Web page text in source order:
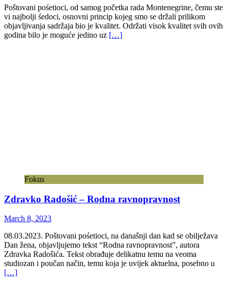
Poštovani pośetioci, od samog početka rada Montenegrine, čemu ste
vi najbolji śedoci, osnovni princip kojeg smo se držali prilikom
objavljivanja sadržaja bio je kvalitet. Održati visok kvalitet svih ovih
godina bilo je moguće jedino uz […]
Fokus
Zdravko Radošić – Rodna ravnopravnost
March 8, 2023
08.03.2023. Poštovani pośetioci, na današnji dan kad se obilježava
Dan žena, objavljujemo tekst “Rodna ravnopravnost”, autora
Zdravka Radošića. Tekst obrađuje delikatnu temu na veoma
studiozan i poučan način, temu koja je uvijek aktuelna, posebno u
[…]